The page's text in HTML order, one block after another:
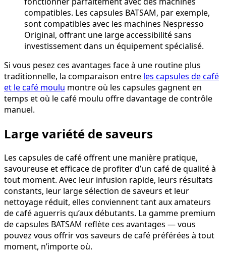
compatibles. Les capsules BATSAM, par exemple,
sont compatibles avec les machines Nespresso
Original, offrant une large accessibilité sans
investissement dans un équipement spécialisé.
Si vous pesez ces avantages face à une routine plus
traditionnelle, la comparaison entre les capsules de café
et le café moulu montre où les capsules gagnent en
temps et où le café moulu offre davantage de contrôle
manuel.
Large variété de saveurs
Les capsules de café offrent une manière pratique,
savoureuse et efficace de profiter d’un café de qualité à
tout moment. Avec leur infusion rapide, leurs résultats
constants, leur large sélection de saveurs et leur
nettoyage réduit, elles conviennent tant aux amateurs
de café aguerris qu’aux débutants. La gamme premium
de capsules BATSAM reflète ces avantages — vous
pouvez vous offrir vos saveurs de café préférées à tout
moment, n’importe où.